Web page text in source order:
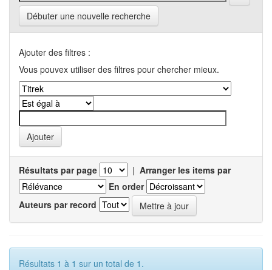
Débuter une nouvelle recherche
Ajouter des filtres :
Vous pouvex utiliser des filtres pour chercher mieux.
Résultats par page | Arranger les items par
En order
Auteurs par record
Résultats 1 à 1 sur un total de 1.